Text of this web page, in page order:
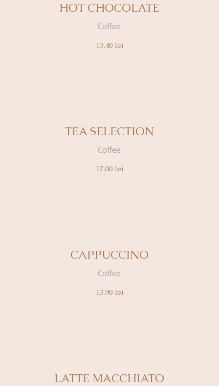
HOT CHOCOLATE
Coffee
13.40 lei
TEA SELECTION
Coffee
17.00 lei
CAPPUCCINO
Coffee
13.90 lei
LATTE MACCHIATO